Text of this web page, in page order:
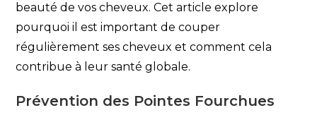
beauté de vos cheveux. Cet article explore
pourquoi il est important de couper
régulièrement ses cheveux et comment cela
contribue à leur santé globale.
Prévention des Pointes Fourchues